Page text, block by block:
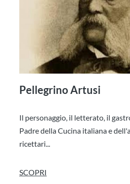
Pellegrino Artusi
Il personaggio, il letterato, il
Padre della Cucina italiana e
ricettari...
SCOPRI